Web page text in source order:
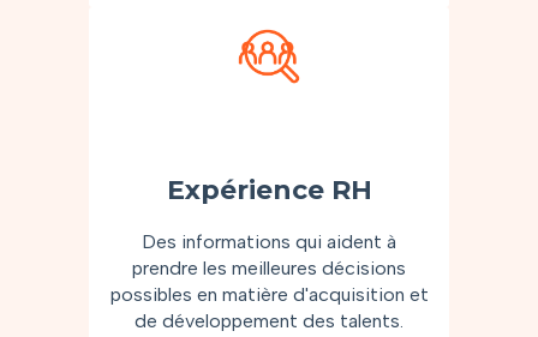
Expérience RH
Des informations qui aident à
prendre les meilleures décisions
possibles en matière d'acquisition et
de développement des talents.